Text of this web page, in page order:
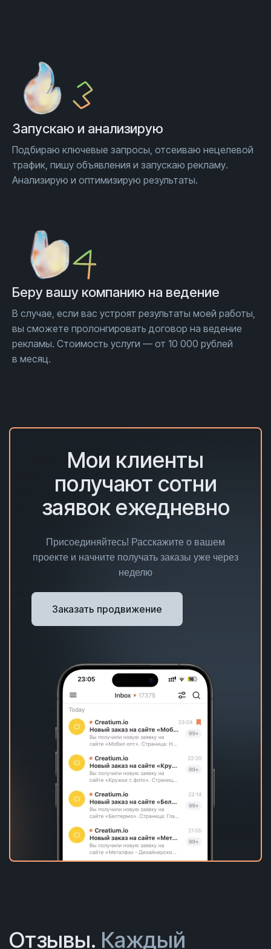
Запускаю и анализирую
Подбираю ключевые запросы, отсеиваю нецелевой
трафик, пишу объявления и запускаю рекламу.
Анализирую и оптимизирую результаты.
Беру вашу компанию на ведение
В случае, если вас устроят результаты моей работы,
вы сможете пролонгировать договор на ведение
рекламы. Стоимость услуги — от 10 000 рублей
в месяц.
Мои клиенты
получают сотни
заявок ежедневно
Присоединяйтесь! Расскажите о вашем
проекте и начните получать заказы уже через
неделю
Заказать продвижение
Отзывы. Каждый